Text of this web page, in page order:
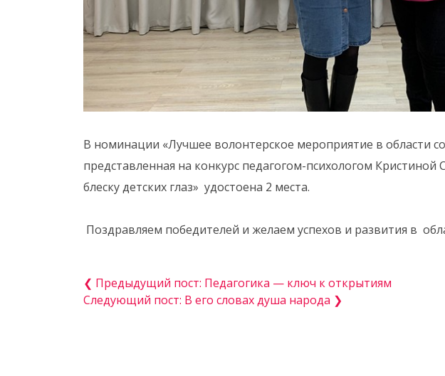
В номинации «Лучшее волонтерское мероприятие в области
представленная на конкурс педагогом-психологом Кристиной
блеску детских глаз» удостоена 2 места.
Поздравляем победителей и желаем успехов и развития в
❮ Предыдущий пост: Педагогика — ключ к открытиям
Следующий пост: В его словах душа народа ❯